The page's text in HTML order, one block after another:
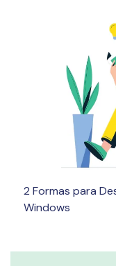
2 Formas para
Windows